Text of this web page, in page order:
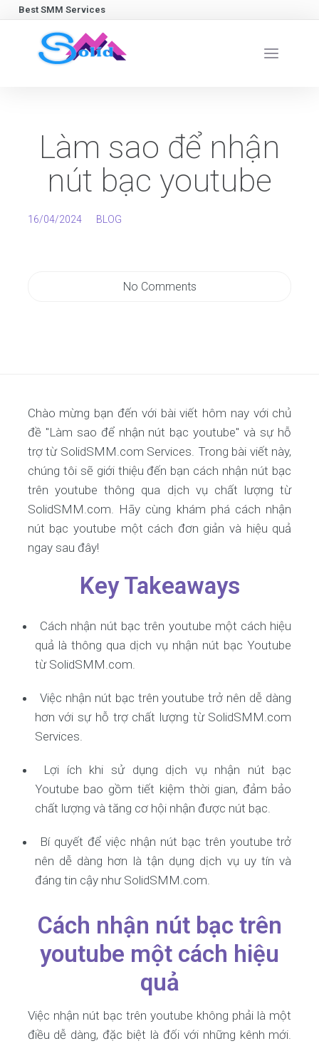
Best SMM Services
Làm sao để nhận
nút bạc youtube
16/04/2024 BLOG
No Comments
Chào mừng bạn đến với bài viết hôm nay với chủ
đề "Làm sao để nhận nút bạc youtube" và sự hỗ
trợ từ SolidSMM.com Services. Trong bài viết này,
chúng tôi sẽ giới thiệu đến bạn cách nhận nút bạc
trên youtube thông qua dịch vụ chất lượng từ
SolidSMM.com. Hãy cùng khám phá cách nhận
nút bạc youtube một cách đơn giản và hiệu quả
ngay sau đây!
Key Takeaways
Cách nhận nút bạc trên youtube một cách hiệu
quả là thông qua dịch vụ nhận nút bạc Youtube
từ SolidSMM.com.
Việc nhận nút bạc trên youtube trở nên dễ dàng
hơn với sự hỗ trợ chất lượng từ SolidSMM.com
Services.
Lợi ích khi sử dụng dịch vụ nhận nút bạc
Youtube bao gồm tiết kiệm thời gian, đảm bảo
chất lượng và tăng cơ hội nhận được nút bạc.
Bí quyết để việc nhận nút bạc trên youtube trở
nên dễ dàng hơn là tận dụng dịch vụ uy tín và
đáng tin cậy như SolidSMM.com.
Cách nhận nút bạc trên
youtube một cách hiệu
quả
Việc nhận nút bạc trên youtube không phải là một
điều dễ dàng, đặc biệt là đối với những kênh mới.